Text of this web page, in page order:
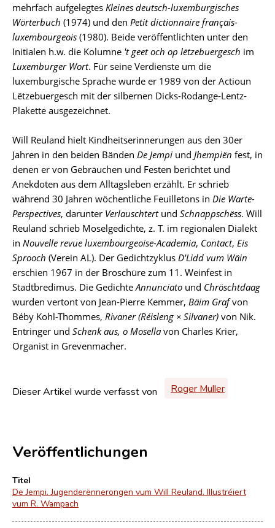
mehrfach aufgelegtes Kleines deutsch-luxemburgisches
Wörterbuch (1974) und den Petit dictionnaire français-
luxembourgeois (1980). Beide veröffentlichten unter den
Initialen h.w. die Kolumne 't geet och op lëtzebuergesch im
Luxemburger Wort. Für seine Verdienste um die
luxemburgische Sprache wurde er 1989 von der Actioun
Lëtzebuergesch mit der silbernen Dicks-Rodange-Lentz-
Plakette ausgezeichnet.
Will Reuland hielt Kindheitserinnerungen aus den 30er
Jahren in den beiden Bänden De Jempi und Jhempiën fest, in
denen er von Gebräuchen und Festen berichtet und
Anekdoten aus dem Alltagsleben erzählt. Er schrieb
während 30 Jahren wöchentliche Feuilletons in Die Warte-
Perspectives, darunter Verlauschtertund Schnappschëss. Will
Reuland schrieb Moselgedichte, z. T. im regionalen Dialekt
in Nouvelle revue luxembourgeoise-Academia, Contact, Eis
Sprooch (Verein AL). Der Gedichtzyklus D'Lidd vum Wäin
erschien 1967 in der Broschüre zum 11. Weinfest in
Stadtbredimus. Die GedichteAnnunciato und Chröschtdaag
wurden vertont von Jean-Pierre Kemmer, Bäim Grafvon
Béby Kohl-Thommes, Rivaner (Réisleng × Silvaner) von Nik.
Entringer und Schenk aus, o Mosellavon Charles Krier,
Organist in Grevenmacher.
Dieser Artikel wurde verfasst von Roger Muller
Veröffentlichungen
Titel
De Jempi. Jugenderënnerongen vum Will Reuland. Illustréiert
vum R. Wampach